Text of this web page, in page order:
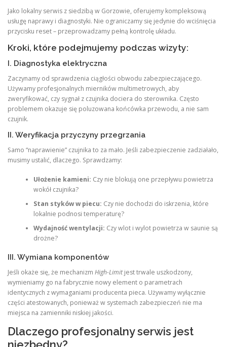
Jako lokalny serwis z siedzibą w Gorzowie, oferujemy kompleksową
usługę naprawy i diagnostyki. Nie ograniczamy się jedynie do wciśnięcia
przycisku reset – przeprowadzamy pełną kontrolę układu.
Kroki, które podejmujemy podczas wizyty:
I. Diagnostyka elektryczna
Zaczynamy od sprawdzenia ciągłości obwodu zabezpieczającego.
Używamy profesjonalnych mierników multimetrowych, aby
zweryfikować, czy sygnał z czujnika dociera do sterownika. Często
problemem okazuje się poluzowana końcówka przewodu, a nie sam
czujnik.
II. Weryfikacja przyczyny przegrzania
Samo “naprawienie” czujnika to za mało. Jeśli zabezpieczenie zadziałało,
musimy ustalić, dlaczego. Sprawdzamy:
Ułożenie kamieni: Czy nie blokują one przepływu powietrza
wokół czujnika?
Stan styków w piecu: Czy nie dochodzi do iskrzenia, które
lokalnie podnosi temperaturę?
Wydajność wentylacji: Czy wlot i wylot powietrza w saunie są
drożne?
III. Wymiana komponentów
Jeśli okaże się, że mechanizm High-Limitjest trwale uszkodzony,
wymieniamy go na fabrycznie nowy element o parametrach
identycznych z wymaganiami producenta pieca. Używamy wyłącznie
części atestowanych, ponieważ w systemach zabezpieczeń nie ma
miejsca na zamienniki niskiej jakości.
Dlaczego profesjonalny serwis jest
niezbędny?